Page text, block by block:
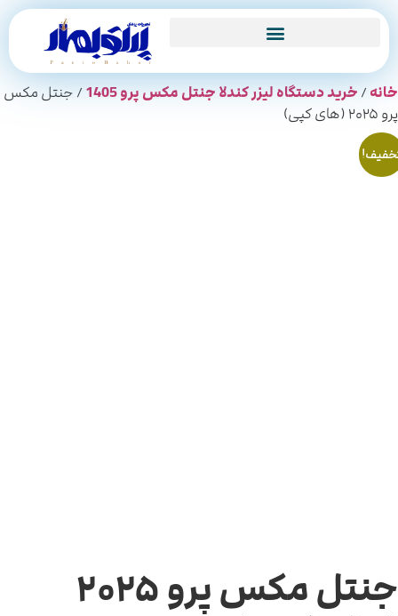
/خرید دستگاه لیزر کندلا جنتل مکس پرو 1405
/ جنتل مکس
(های کپی)
جنتل مکس پرو ۲۰۲۵